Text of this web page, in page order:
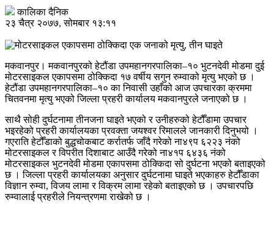
कालिका दैनिक
२३ चैत्र २०७७, सोमबार १३:११
मकवानपुर। मकवानपुरको हेटौंडा उपमहानगरपालिका–१० भुटनदेवी मोडमा दुई
मोटरसाइकल एकापसमा ठोक्किदा १७ वर्षीय सगुन रुम्वाको मृत्यु भएको छ ।
हेटौंडा उपमहानगरपालिका–१० का निवासी उहाँको आज उपचारका क्रममा
चितवनमा मृत्यु भएको जिल्ला प्रहरी कार्यालय मकवानपुरले जनाएको छ ।
साथै सोही दुर्घटनामा तीनजना घाइते भएको र उनीहरुको हेटौँडामा उपचार
भइरहेको प्रहरी कार्यालयका प्रवक्ता जयश्वर रिमालले जानकारी दिनुभयो ।
गएराति हेटौँडाको बुद्धचोकबाट कर्रातर्फ जाँदै गरेको ना४९प ६२२३ नंको
मोटरसाइकल र विपरीत दिशाबाट आउँदै गरेको ना४१प ६४३६ नंको
मोटरसाइकल भुटनदेवी मोडमा एकापसमा ठोक्किदा सो दुर्घटना भएको बताइएको
छ । जिल्ला प्रहरी कार्यालयका अनुसार दुर्घटनामा घाइते भएकाहरु हेटौँडाका
विज्ञान रुम्वा, विजय लामा र विक्रम लामा रहेको बताइएको छ । उपचारपछि
रुम्वालाई प्रहरीले नियन्त्रणमा राखेको छ ।